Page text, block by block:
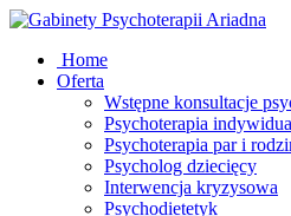
Home
Oferta
Wstępne konsultacje
Psychoterapia
Psychoterapia par i
Psycholog dziecięcy
Interwencja kryzysowa
Psychodietetyk